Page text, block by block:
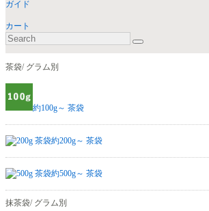
ガイド
カート
茶袋/ グラム別
約100g～ 茶袋
約200g～ 茶袋
約500g～ 茶袋
抹茶袋/ グラム別